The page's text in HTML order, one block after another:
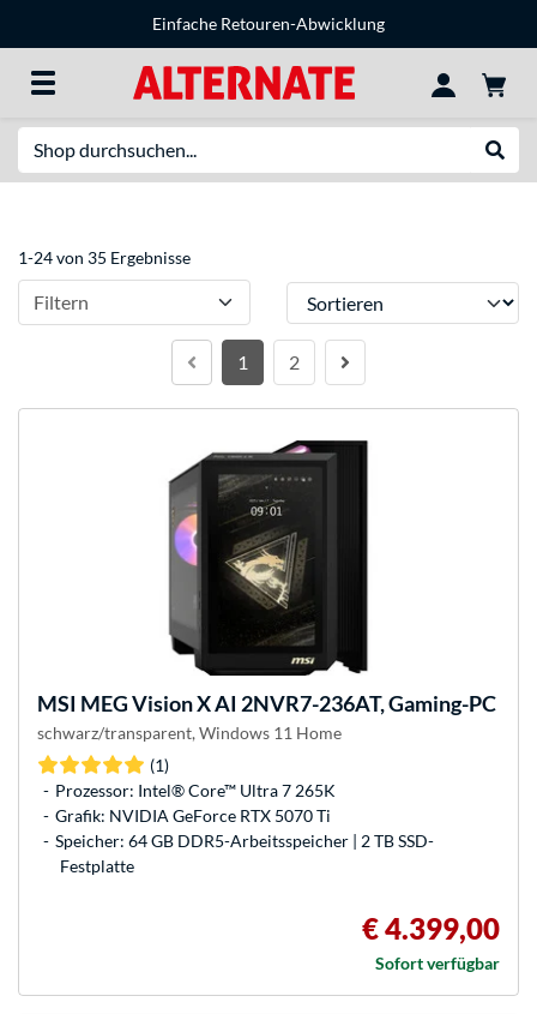
Einfache Retouren-Abwicklung
1-24 von 35 Ergebnisse
Filtern Sortieren
1 2
MSI MEG Vision X AI 2NVR7-236AT, Gaming-PC
schwarz/transparent, Windows 11 Home
(1)
Prozessor: Intel® Core™ Ultra 7 265K
Grafik: NVIDIA GeForce RTX 5070 Ti
Speicher: 64 GB DDR5-Arbeitsspeicher | 2 TB SSD-
Festplatte
€ 4.399,00
Sofort verfügbar